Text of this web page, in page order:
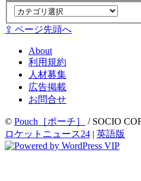
⇪ ページ先頭へ
About
利用規約
人材募集
広告掲載
お問合せ
© Pouch［ポーチ］
/ SOCIO
ロケットニュース24 | 英語版